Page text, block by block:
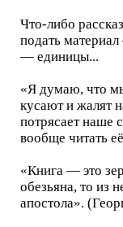
Что-либо
подать
— единицы...
«Я думаю, что
кусают и жалят
потрясает наше
вообще читать
«Книга — это
обезьяна, то из
апостола».